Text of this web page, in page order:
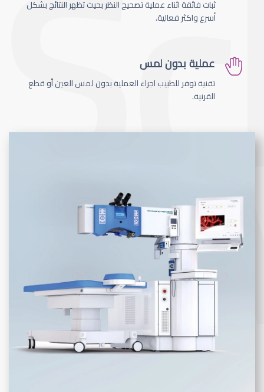
ثبات فائقة اثناء عملية تصحيح النظر بحيث تظهر النتائج بشكل
أسرع واكثر فعالية.
عملية بدون لمس
تقنية توفر للطبيب اجراء العملية بدون لمس العين أو قطع
القرنية.